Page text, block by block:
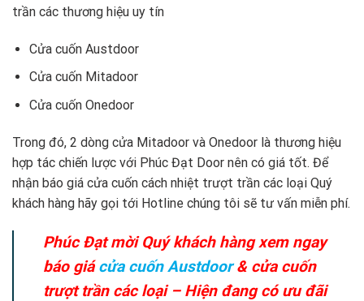
trần các thương hiệu uy tín
Cửa cuốn Austdoor
Cửa cuốn Mitadoor
Cửa cuốn Onedoor
Trong đó, 2 dòng cửa Mitadoor và Onedoor là thương hiệu
hợp tác chiến lược với Phúc Đạt Door nên có giá tốt. Để
nhận báo giá cửa cuốn cách nhiệt trượt trần các loại Quý
khách hàng hãy gọi tới Hotline chúng tôi sẽ tư vấn miễn phí.
Phúc Đạt mời Quý khách hàng xem ngay
báo giácửa cuốn Austdoor& cửa cuốn
trượt trần các loại – Hiện đang có ưu đãi